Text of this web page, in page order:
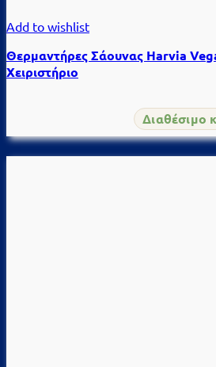
Add to wishlist
Θερμαντήρες Σάουνας Harvia
Χειριστήριο
Διαθέσιμο